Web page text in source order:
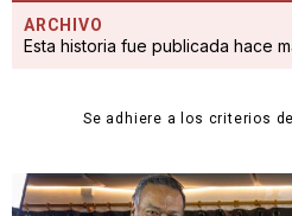
ARCHIVO
Esta historia fue publicada hace
Se adhiere a los criterios de